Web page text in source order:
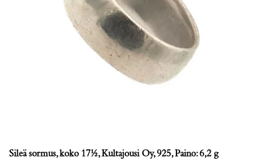
Sileä sormus, koko 17½, Kultajousi Oy, 925, Paino: 6,2 g